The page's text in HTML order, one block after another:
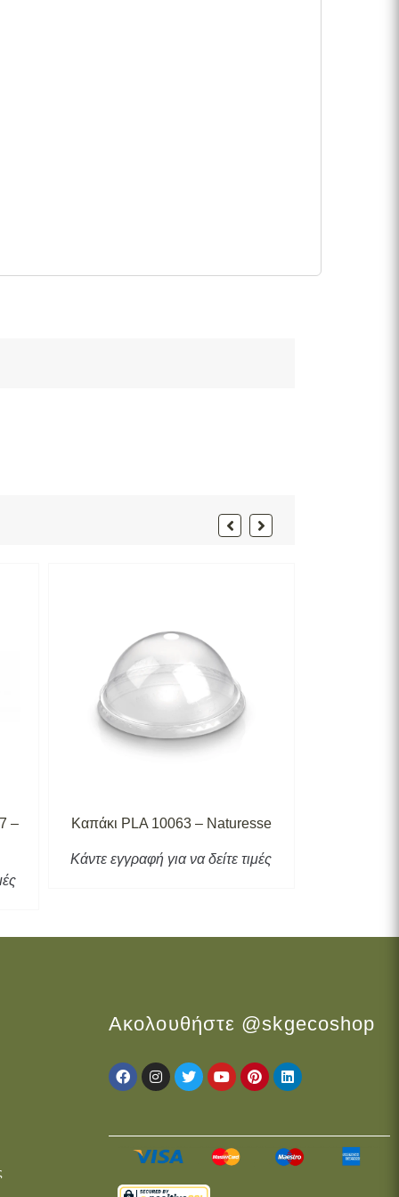
–
Καπάκι PLA 10063 – Naturesse
Κάντε εγγραφή για να δείτε τιμές
Ακολουθήστε @skgecoshop